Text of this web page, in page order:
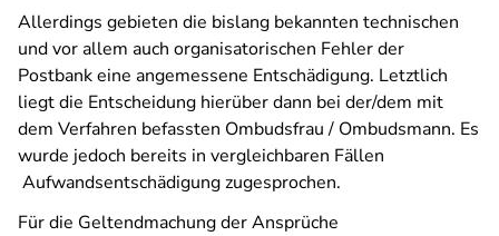
Allerdings gebieten die bislang bekannten technischen
und vor allem auch organisatorischen Fehler der
Postbank eine angemessene Entschädigung. Letztlich
liegt die Entscheidung hierüber dann bei der/dem mit
dem Verfahren befassten Ombudsfrau / Ombudsmann. Es
wurde jedoch bereits in vergleichbaren Fällen
Aufwandsentschädigung zugesprochen.
Für die Geltendmachung der Ansprüche